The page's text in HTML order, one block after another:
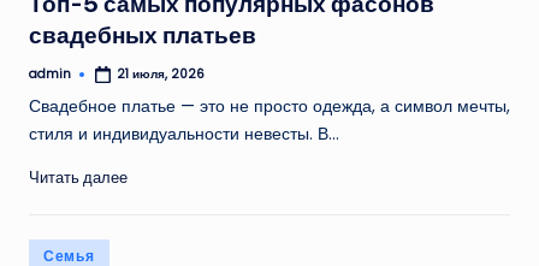
свадебных платьев
Запись
admin 21 июля, 2026
Свадебное платье — это не просто одежда, а символ мечты,
стиля и индивидуальности невесты. В…
Читать далее
Опубликовано
Семья